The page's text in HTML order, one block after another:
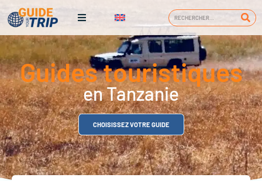
Guides touristiques
en Tanzanie
CHOISISSEZ VOTRE GUIDE